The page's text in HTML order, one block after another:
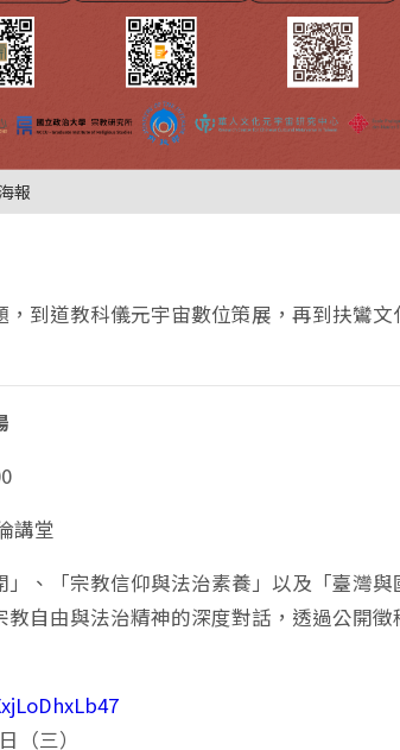
報
到道教科儀元宇宙數位策展，再到扶鸞
講堂
、「宗教信仰與法治素養」以及「臺灣
自由與法治精神的深度對話，透過公開
（三）